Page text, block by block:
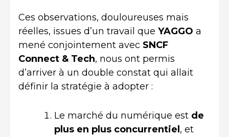
Ces observations, douloureuses mais
réelles, issues d’un travail que YAGGO a
mené conjointement avec SNCF
Connect & Tech, nous ont permis
d’arriver à un double constat qui allait
définir la stratégie à adopter :
Le marché du numérique est de
plus en plus concurrentiel, et